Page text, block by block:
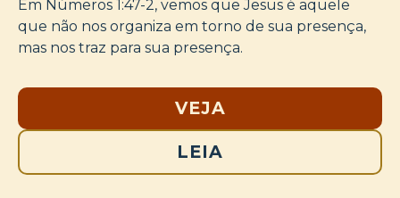
Em Números 1:47-2, vemos que Jesus é aquele
que não nos organiza em torno de sua presença,
mas nos traz para sua presença.
VEJA
LEIA